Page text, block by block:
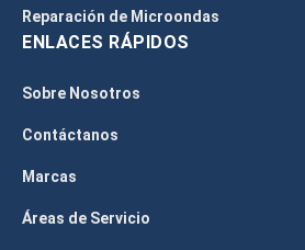
Reparación de Microondas
ENLACES RÁPIDOS
Sobre Nosotros
Contáctanos
Marcas
Áreas de Servicio